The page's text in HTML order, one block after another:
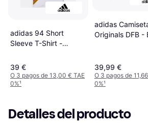
adidas 94 Short
Sleeve T-Shirt -
39 €
O 3 pagos de 13,00 € TAE
0%¹
adidas
Originals DFB -
39,99 €
O 3 pagos de
0%¹
Detalles del producto